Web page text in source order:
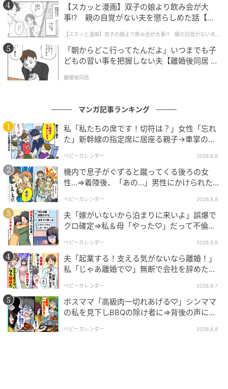
エキサイトニュース
【スカッと漫画】双子の娘より飲み会が大
事!? 親の自覚がない夫を懲らしめた話【第1
【スカッと漫画】双子の娘より飲み会が大事!? 親の自覚がない夫を
懲らしめた話
「朝からどこ行ってたんだよ」いつまでも子
どもの習い事を把握しない夫【離婚後同居 Vo
離婚後同居
マンガ記事ランキング
私「私たちの席です！切符は？」女性「忘れ
た」新幹線の指定席に居座る親子→車掌の注
ベビーカレンダー 2026.8.8
機内で息子がぐずると蹴ってくる後ろの女
性…⇒着陸後、「あの…」男性にかけられた驚
ベビーカレンダー 2026.8.8
夫「嫁がいないから泊まりに来いよ」誤爆で
クロ確定⇒私＆母「やった♡」だって不倫相
ベビーカレンダー 2026.8.8
夫「起業する！支える気がないなら離婚！」
私「じゃあ離婚で♡」無断で会社を辞めた元
ベビーカレンダー 2026.8.7
ボスママ「高級肉一切れあげる♡」シンママ
の私を見下しBBQの除け者に⇒背後の声に突
ベビーカレンダー 2026.8.8